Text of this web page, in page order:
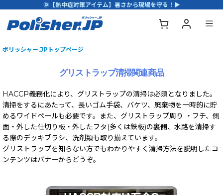
🌞【熱中症対策アイテム】暑さから現場を守る！▶
ポリッシャー.JPトップページ
グリストラップ清掃関連商品
HACCP義務化により、グリストラップの清掃は必須となりました。
清掃をするにあたって、長いゴム手袋、バケツ、廃棄物を一時的に貯
めるワイドペールも必要です。また、グリストラップ周り ・フチ、側
面・外した仕切り板・外したフタ(多くは鉄板)の裏側、水路を清掃す
る際のデッキブラシ、洗剤類も取り揃えています。
グリストラップを知らない方でもわかりやすく清掃方法を説明したコ
ンテンツはバナーからどうぞ。